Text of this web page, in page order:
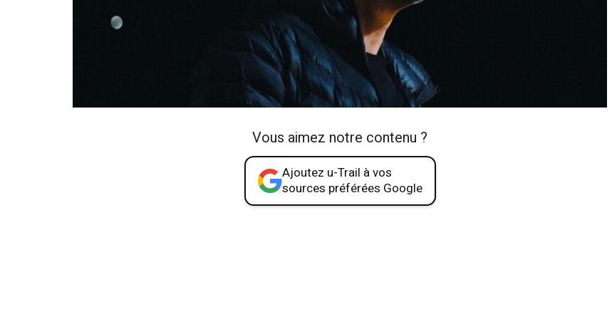
Vous aimez notre contenu ?
Ajoutez u-Trail à vos
sources préférées Google